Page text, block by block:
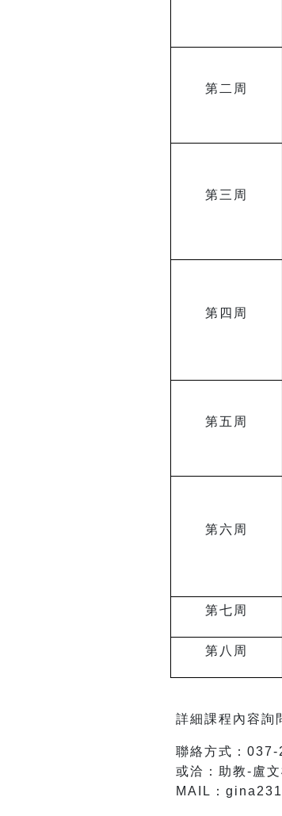
第二周
第三周
第四周
第五周
第六周
第七周
第八周
詳細課程內容詢
聯絡方式：
或洽：助教-盧
MAIL ：